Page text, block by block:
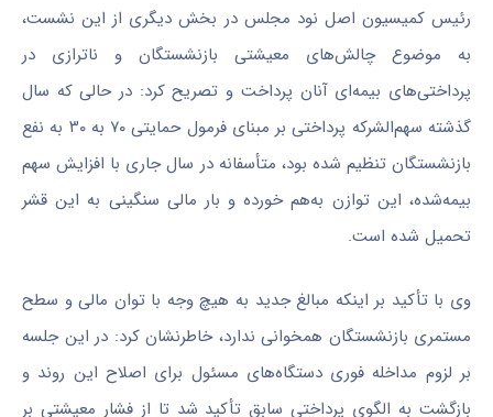
رئیس کمیسیون اصل نود مجلس در بخش دیگری از این نشست،
به موضوع چالش‌های معیشتی بازنشستگان و ناترازی در
پرداختی‌های بیمه‌ای آنان پرداخت و تصریح کرد: در حالی که سال
گذشته سهم‌الشرکه پرداختی بر مبنای فرمول حمایتی ۷۰ به ۳۰ به نفع
بازنشستگان تنظیم شده بود، متأسفانه در سال جاری با افزایش سهم
بیمه‌شده، این توازن به‌هم خورده و بار مالی سنگینی به این قشر
تحمیل شده است.
وی با تأکید بر اینکه مبالغ جدید به هیچ وجه با توان مالی و سطح
مستمری بازنشستگان همخوانی ندارد، خاطرنشان کرد: در این جلسه
بر لزوم مداخله فوری دستگاه‌های مسئول برای اصلاح این روند و
بازگشت به الگوی پرداختی سابق تأکید شد تا از فشار معیشتی بر